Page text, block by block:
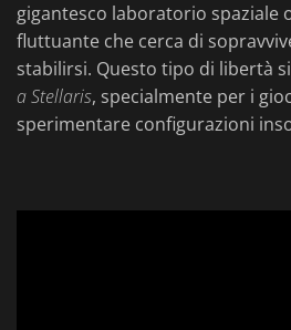
gigantesco laboratorio spaziale
fluttuante che cerca di
stabilirsi. Questo tipo di libertà
a Stellaris, specialmente per i
sperimentare configurazioni